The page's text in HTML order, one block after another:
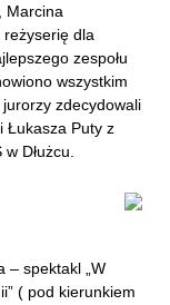
Marcina
dla
zespołu
wszystkim
zdecydowali
Łukasza Puty z
Dłużcu.
– spektakl „W
( pod kierunkiem